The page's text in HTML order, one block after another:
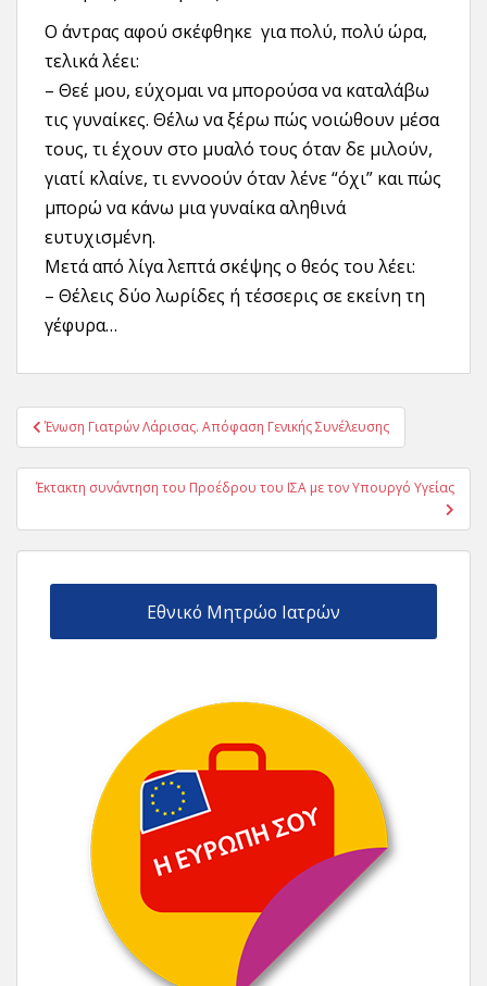
Ο άντρας αφού σκέφθηκε για πολύ, πολύ ώρα,
τελικά λέει:
– Θεέ μου, εύχομαι να μπορούσα να καταλάβω
τις γυναίκες. Θέλω να ξέρω πώς νοιώθουν μέσα
τους, τι έχουν στο μυαλό τους όταν δε μιλούν,
γιατί κλαίνε, τι εννοούν όταν λένε “όχι” και πώς
μπορώ να κάνω μια γυναίκα αληθινά
ευτυχισμένη.
Μετά από λίγα λεπτά σκέψης ο θεός του λέει:
– Θέλεις δύο λωρίδες ή τέσσερις σε εκείνη τη
γέφυρα…
Πλοήγηση
άρθρων
Ένωση Γιατρών Λάρισας. Απόφαση Γενικής Συνέλευσης
Έκτακτη συνάντηση του Προέδρου του ΙΣΑ με τον Υπουργό Υγείας
Εθνικό Μητρώο Ιατρών